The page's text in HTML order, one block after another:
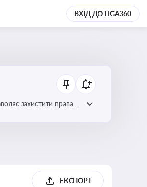
ВХІД ДО LIGA360
захистити права
ЕКСПОРТ